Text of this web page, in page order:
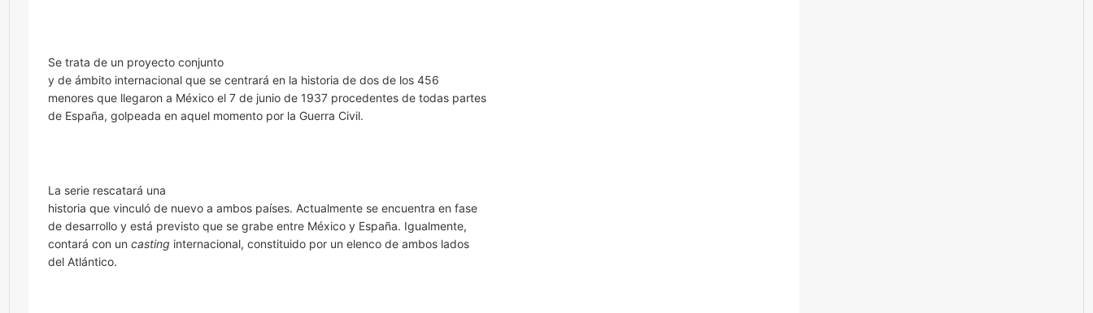
Se trata de un proyecto conjunto
y de ámbito internacional que se centrará en la historia de dos de los 456
menores que llegaron a México el 7 de junio de 1937 procedentes de todas partes
de España, golpeada en aquel momento por la Guerra Civil.
La serie rescatará una
historia que vinculó de nuevo a ambos países. Actualmente se encuentra en fase
de desarrollo y está previsto que se grabe entre México y España. Igualmente,
contará con un casting internacional, constituido por un elenco de ambos lados
del Atlántico.